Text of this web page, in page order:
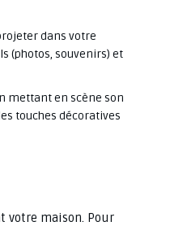
dans votre
(photos, souvenirs) et
mettant en scène son
touches décoratives
votre maison. Pour